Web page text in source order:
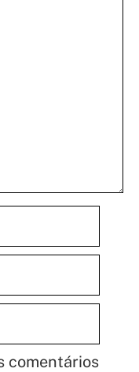
comentários